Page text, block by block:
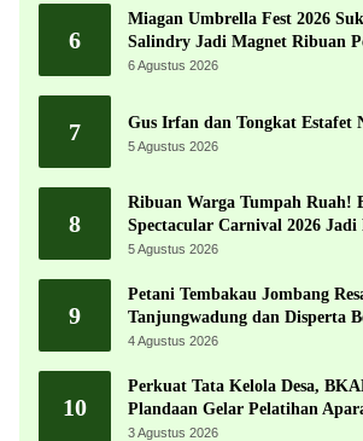
6
Miagan Umbrella Fest 2026
Salindry Jadi Magnet Ribuan
6 Agustus 2026
7 Gus Irfan dan Tongkat Estafet
5 Agustus 2026
8
Ribuan Warga Tumpah Ruah!
Spectacular Carnival 2026 Jadi
Kemerdekaan Terbesar di
5 Agustus 2026
9
Petani Tembakau Jombang
Tanjungwadung dan Disperta
4 Agustus 2026
10
Perkuat Tata Kelola Desa,
Plandaan Gelar Pelatihan
3 Agustus 2026